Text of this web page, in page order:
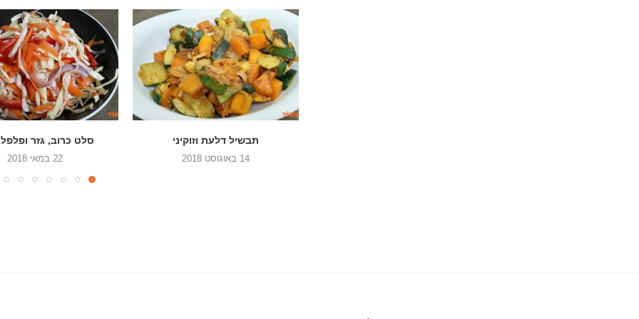
סלט כרוב, גזר ופלפל אדום
22 במאי 2018
סלט עגבניות שרי עם
9 במאי 2018